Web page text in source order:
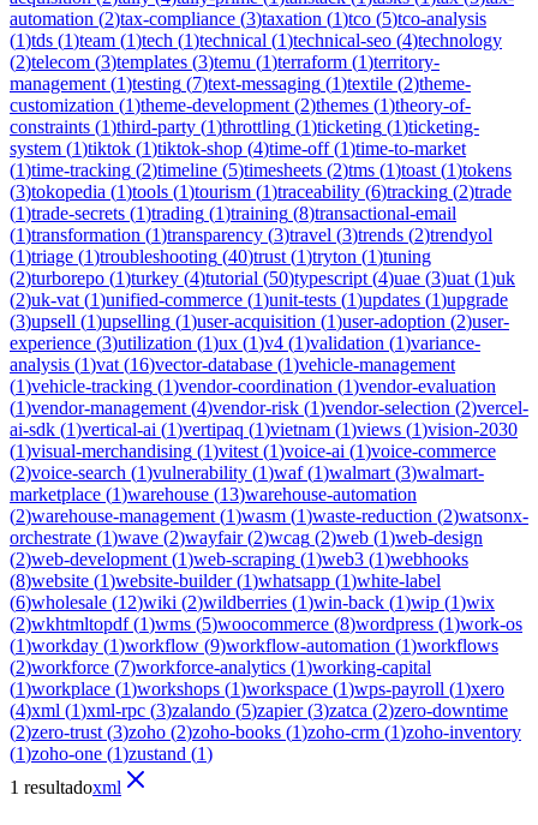
automation (2)tax-compliance (3)taxation (1)tco (5)tco-analysis
(1)tds (1)team (1)tech (1)technical (1)technical-seo (4)technology
(2)telecom (3)templates (3)temu (1)terraform (1)territory-
management (1)testing (7)text-messaging (1)textile (2)theme-
customization (1)theme-development (2)themes (1)theory-of-
constraints (1)third-party (1)throttling (1)ticketing (1)ticketing-
system (1)tiktok (1)tiktok-shop (4)time-off(1)time-to-market
(1)time-tracking (2)timeline (5)timesheets (2)tms (1)toast (1)tokens
(3)tokopedia (1)tools (1)tourism (1)traceability (6)tracking (2)trade
(1)trade-secrets (1)trading (1)training (8)transactional-email
(1)transformation (1)transparency (3)travel (3)trends (2)trendyol
(1)triage (1)troubleshooting (40)trust (1)tryton (1)tuning
(2)turborepo (1)turkey (4)tutorial (50)typescript (4)uae (3)uat (1)uk
(2)uk-vat (1)unified-commerce (1)unit-tests (1)updates (1)upgrade
(3)upsell (1)upselling (1)user-acquisition (1)user-adoption (2)user-
experience (3)utilization (1)ux (1)v4 (1)validation (1)variance-
analysis (1)vat (16)vector-database (1)vehicle-management
(1)vehicle-tracking (1)vendor-coordination (1)vendor-evaluation
(1)vendor-management (4)vendor-risk (1)vendor-selection (2)vercel-
ai-sdk (1)vertical-ai (1)vertipaq (1)vietnam (1)views (1)vision-2030
(1)visual-merchandising (1)vitest (1)voice-ai (1)voice-commerce
(2)voice-search (1)vulnerability (1)waf(1)walmart (3)walmart-
marketplace (1)warehouse (13)warehouse-automation
(2)warehouse-management (1)wasm (1)waste-reduction (2)watsonx-
orchestrate (1)wave (2)wayfair(2)wcag (2)web (1)web-design
(2)web-development (1)web-scraping (1)web3 (1)webhooks
(8)website (1)website-builder(1)whatsapp (1)white-label
(6)wholesale (12)wiki (2)wildberries (1)win-back (1)wip (1)wix
(2)wkhtmltopdf(1)wms (5)woocommerce (8)wordpress (1)work-os
(1)workday (1)workflow (9)workflow-automation (1)workflows
(2)workforce (7)workforce-analytics (1)working-capital
(1)workplace (1)workshops (1)workspace (1)wps-payroll (1)xero
(4)xml (1)xml-rpc (3)zalando (5)zapier(3)zatca (2)zero-downtime
(2)zero-trust (3)zoho (2)zoho-books (1)zoho-crm (1)zoho-inventory
(1)zoho-one (1)zustand (1)
1 resultadoxml